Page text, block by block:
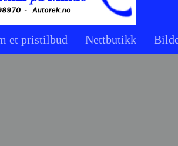
et pristilbud Nettbutikk